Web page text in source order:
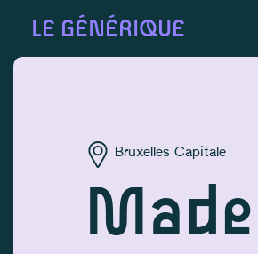
LE GÉNÉRIQUE
Bruxelles Capitale